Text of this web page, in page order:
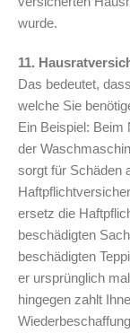
wurde.
11.
Das bedeutet,
welche Sie
Ein Beispiel: Beim
der
sorgt für Schäden
ersetz die
beschädigten
beschädigten
er ursprünglich
hingegen zahlt